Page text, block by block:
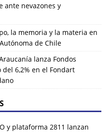
ante nevazones y
la memoria y la materia en
de Chile
lanza Fondos
6,2% en el Fondart
y plataforma 2811 lanzan